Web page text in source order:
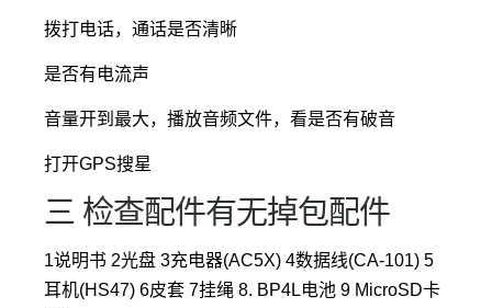
拨打电话，通话是否清晰
是否有电流声
音量开到最大，播放音频文件，看是否有破音
打开GPS搜星
三 检查配件有无掉包配件
1说明书 2光盘 3充电器(AC5X) 4数据线(CA-101) 5
耳机(HS47) 6皮套 7挂绳 8. BP4L电池 9 MicroSD卡